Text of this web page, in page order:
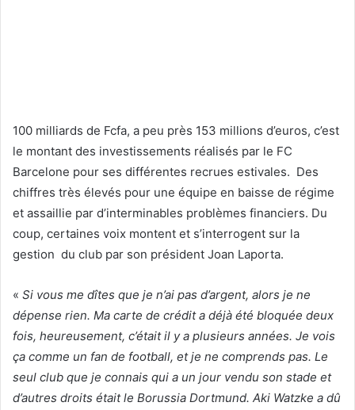
100 milliards de Fcfa, a peu près 153 millions d’euros, c’est
le montant des investissements réalisés par le FC
Barcelone pour ses différentes recrues estivales. Des
chiffres très élevés pour une équipe en baisse de régime
et assaillie par d’interminables problèmes financiers. Du
coup, certaines voix montent et s’interrogent sur la
gestion du club par son président Joan Laporta.
« Si vous me dîtes que je n’ai pas d’argent, alors je ne
dépense rien. Ma carte de crédit a déjà été bloquée deux
fois, heureusement, c’était il y a plusieurs années. Je vois
ça comme un fan de football, et je ne comprends pas. Le
seul club que je connais qui a un jour vendu son stade et
d’autres droits était le Borussia Dortmund. Aki Watzke a dû